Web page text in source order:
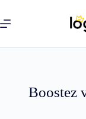
Boostez